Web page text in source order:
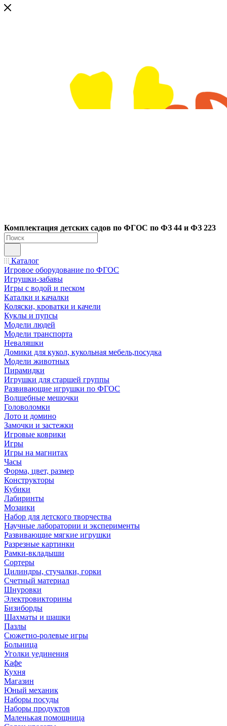
Комплектация детских садов по ФГОC по ФЗ 44 и ФЗ 223
Каталог
Игровое оборудование по ФГОС
Игрушки-забавы
Игры с водой и песком
Каталки и качалки
Коляски, кроватки и качели
Куклы и пупсы
Модели людей
Модели транспорта
Неваляшки
Домики для кукол, кукольная мебель,посудка
Модели животных
Пирамидки
Игрушки для старшей группы
Развивающие игрушки по ФГОС
Волшебные мешочки
Головоломки
Лото и домино
Замочки и застежки
Игровые коврики
Игры
Игры на магнитах
Часы
Форма, цвет, размер
Конструкторы
Кубики
Лабиринты
Мозаики
Набор для детского творчества
Научные лаборатории и эксперименты
Развивающие мягкие игрушки
Разрезные картинки
Рамки-вкладыши
Сортеры
Цилиндры, стучалки, горки
Счетный материал
Шнуровки
Электровикторины
Бизиборды
Шахматы и шашки
Пазлы
Сюжетно-ролевые игры
Больница
Уголки уединения
Кафе
Кухня
Магазин
Юный механик
Наборы посуды
Наборы продуктов
Маленькая помощница